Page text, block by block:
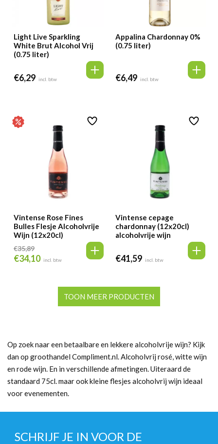
Light Live Sparkling
White Brut Alcohol Vrij
(0.75 liter)
€6,29 incl. btw
Appalina Chardonnay 0%
(0.75 liter)
€6,49 incl. btw
Vintense Rose Fines
Bulles Flesje Alcoholvrije
Wijn (12x20cl)
€35,89
Oorspronkelijke
€34,10 Huidige
€34,10.
incl. btw
Vintense cepage
chardonnay (12x20cl)
alcoholvrije wijn
€41,59 incl. btw
TOON MEER PRODUCTEN
Op zoek naar een betaalbare en lekkere alcoholvrije wijn? Kijk
dan op groothandel Compliment.nl. Alcoholvrij rosé, witte wijn
en rode wijn. En in verschillende afmetingen. Uiteraard de
standaard 75cl. maar ook kleine flesjes alcoholvrij wijn ideaal
voor evenementen.
SCHRIJF JE IN VOOR DE